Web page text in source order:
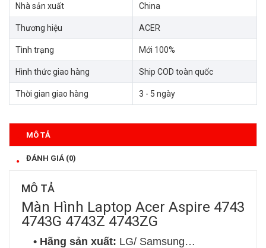
Nhà sản xuất China
Thương hiệu ACER
Tình trạng Mới 100%
Hình thức giao hàng Ship COD toàn quốc
Thời gian giao hàng 3 - 5 ngày
MÔ TẢ
ĐÁNH GIÁ (0)
MÔ TẢ
Màn Hình Laptop Acer Aspire 4743
4743G 4743Z 4743ZG
• Hãng sản xuất: LG/ Samsung…